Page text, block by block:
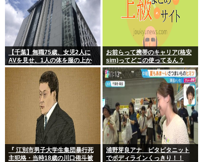
【千葉】無職75歳、女児2人に
AVを見せ、1人の体を服の上か
ら触る「服の上からぺろっと触
ったと思う」
お前らって携帯のキャリア(格安
sim)ってどこの使ってるん？
『 江別市男子大学生集団暴行死
主犯格・当時18歳の川口侑斗被
浦野芽良アナ ピタピタニット
でボディラインくっきり！！